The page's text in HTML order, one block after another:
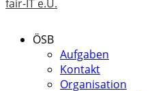
fair-IT e.U.
ÖSB
Aufgaben
Kontakt
Organisation